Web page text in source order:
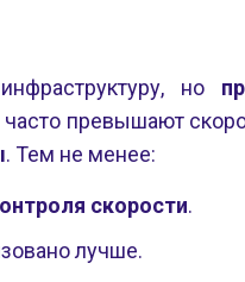
но
превышают
. Тем не менее:
скорости.
лучше.